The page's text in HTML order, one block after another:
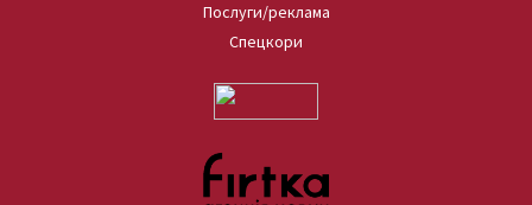
Послуги/реклама
Спецкори